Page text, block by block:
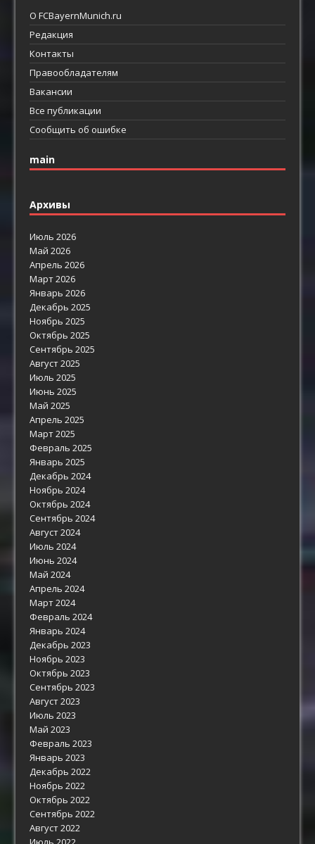
О FCBayernMunich.ru
Редакция
Контакты
Правообладателям
Вакансии
Все публикации
Сообщить об ошибке
main
Архивы
Июль 2026
Май 2026
Апрель 2026
Март 2026
Январь 2026
Декабрь 2025
Ноябрь 2025
Октябрь 2025
Сентябрь 2025
Август 2025
Июль 2025
Июнь 2025
Май 2025
Апрель 2025
Март 2025
Февраль 2025
Январь 2025
Декабрь 2024
Ноябрь 2024
Октябрь 2024
Сентябрь 2024
Август 2024
Июль 2024
Июнь 2024
Май 2024
Апрель 2024
Март 2024
Февраль 2024
Январь 2024
Декабрь 2023
Ноябрь 2023
Октябрь 2023
Сентябрь 2023
Август 2023
Июль 2023
Май 2023
Февраль 2023
Январь 2023
Декабрь 2022
Ноябрь 2022
Октябрь 2022
Сентябрь 2022
Август 2022